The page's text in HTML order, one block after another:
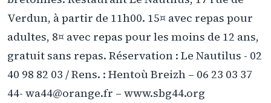
Verdun, à partir de 11h00. 15¤ avec repas pour
adultes, 8¤ avec repas pour les moins de 12 ans,
gratuit sans repas. Réservation : Le Nautilus - 02
40 98 82 03 / Rens. : Hentoù Breizh – 06 23 03 37
44- wa44@orange.fr – www.sbg44.org